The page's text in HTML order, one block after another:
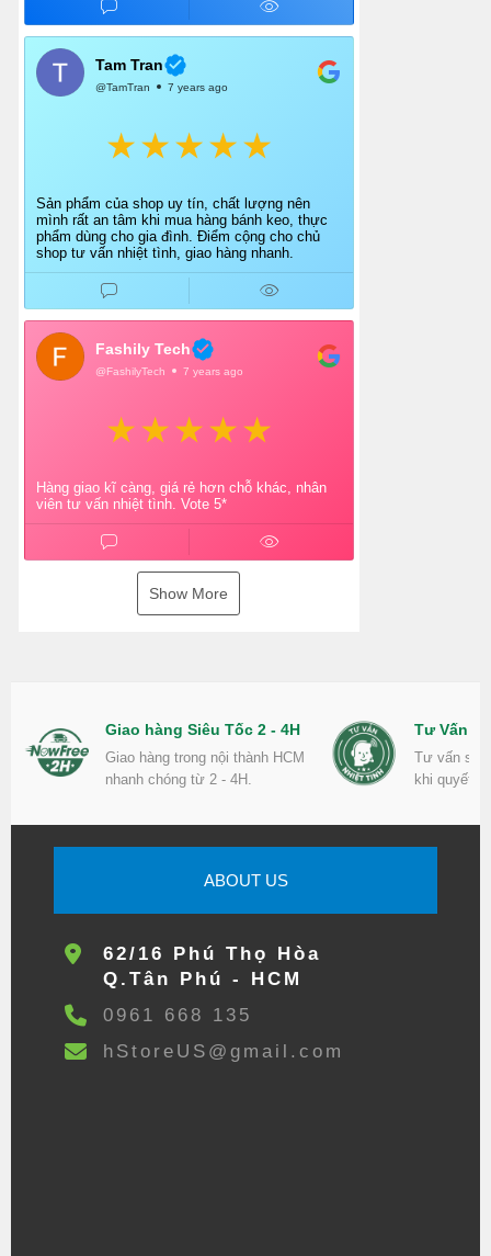
Tam Tran
@TamTran 7 years ago
Sản phẩm của shop uy tín, chất lượng nên
mình rất an tâm khi mua hàng bánh keo, thực
phẩm dùng cho gia đình. Điểm cộng cho chủ
shop tư vấn nhiệt tình, giao hàng nhanh.
Fashily Tech
@FashilyTech 7 years ago
Hàng giao kĩ càng, giá rẻ hơn chỗ khác, nhân
viên tư vấn nhiệt tình. Vote 5*
Show More
Giao hàng Siêu Tốc 2 - 4H
Giao hàng trong nội thành HCM
nhanh chóng từ 2 - 4H.
Tư Vấn
Tư vấn
khi quyết
ABOUT US
62/16 Phú Thọ Hòa
Q.Tân Phú - HCM
0961 668 135
hStoreUS@gmail.com